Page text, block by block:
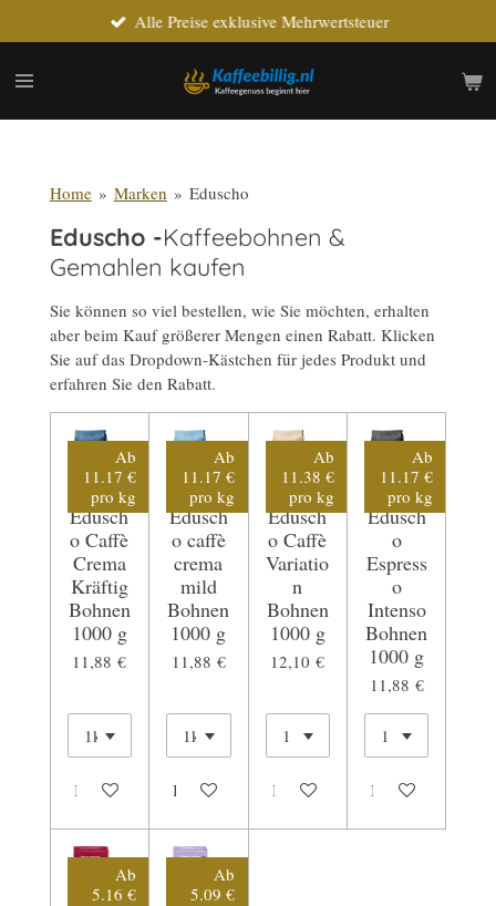
Hauptinhalt
springen
Alle Preise exklusive Mehrwertsteuer
Home » Marken » Eduscho
Eduscho -Kaffeebohnen &
Gemahlen kaufen
Sie können so viel bestellen, wie Sie möchten, erhalten
aber beim Kauf größerer Mengen einen Rabatt. Klicken
Sie auf das Dropdown-Kästchen für jedes Produkt und
erfahren Sie den Rabatt.
Ab
11.17 €
pro kg
Edusch
o Caffè
Crema
Kräftig
Bohnen
1000 g
11,88 €
In den Warenkorb
Ab
11.17 €
pro kg
Edusch
o caffè
crema
mild
Bohnen
1000 g
11,88 €
In den Warenkorb
Ab
11.38 €
pro kg
Edusch
o Caffè
Variatio
n
Bohnen
1000 g
12,10 €
In den Warenkorb
Ab
11.17 €
pro kg
Edusch
o
Espress
o
Intenso
Bohnen
1000 g
11,88 €
In den Warenkorb
Ab
5.16 €
Ab
5.09 €